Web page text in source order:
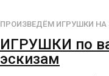
ПРОИЗВЕДЁМ ИГРУШКИ НА
ИГРУШКИ по
эскизам